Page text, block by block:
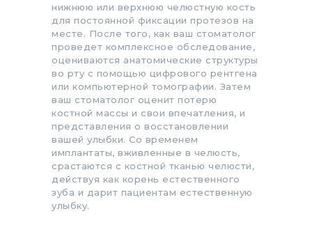
нижнюю или верхнюю челюстную кость
для постоянной фиксации протезов на
месте. После того, как ваш стоматолог
проведет комплексное обследование,
оцениваются анатомические структуры
во рту с помощью цифрового рентгена
или компьютерной томографии. Затем
ваш стоматолог оценит потерю
костной массы и свои впечатления, и
представления о восстановлении
вашей улыбки. Со временем
имплантаты, вживленные в челюсть,
срастаются с костной тканью челюсти,
действуя как корень естественного
зуба и дарит пациентам естественную
улыбку.